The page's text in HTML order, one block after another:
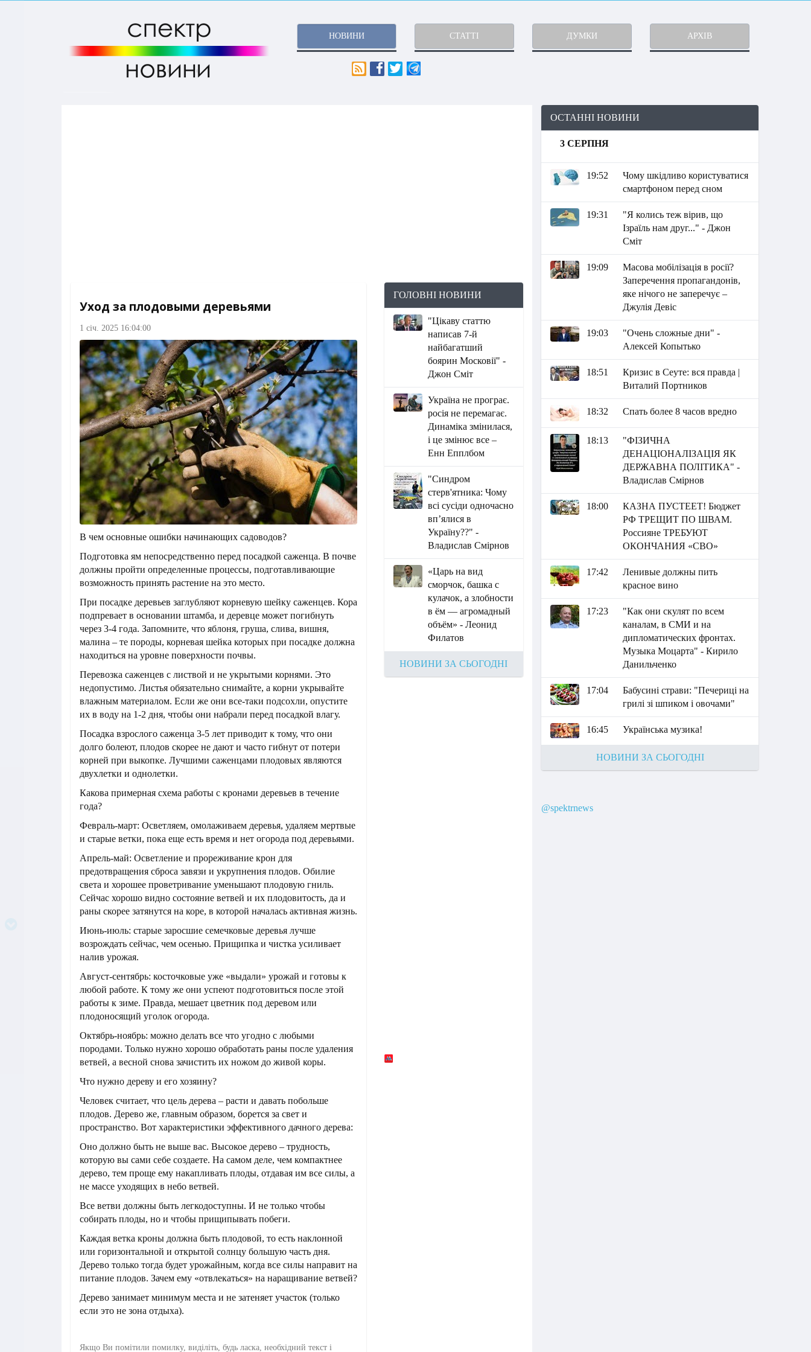
НОВИНИ СТАТТІ ДУМКИ АРХІВ
Уход за плодовыми деревьями
1 січ. 2025 16:04:00
В чем основные ошибки начинающих садоводов?
Подготовка ям непосредственно перед посадкой саженца. В почве
должны пройти определенные процессы, подготавливающие
возможность принять растение на это место.
При посадке деревьев заглубляют корневую шейку саженцев. Кора
подпревает в основании штамба, и деревце может погибнуть
через 3-4 года. Запомните, что яблоня, груша, слива, вишня,
малина – те породы, корневая шейка которых при посадке должна
находиться на уровне поверхности почвы.
Перевозка саженцев с листвой и не укрытыми корнями. Это
недопустимо. Листья обязательно снимайте, а корни укрывайте
влажным материалом. Если же они все-таки подсохли, опустите
их в воду на 1-2 дня, чтобы они набрали перед посадкой влагу.
Посадка взрослого саженца 3-5 лет приводит к тому, что они
долго болеют, плодов скорее не дают и часто гибнут от потери
корней при выкопке. Лучшими саженцами плодовых являются
двухлетки и однолетки.
Какова примерная схема работы с кронами деревьев в течение
года?
Февраль-март: Осветляем, омолаживаем деревья, удаляем мертвые
и старые ветки, пока еще есть время и нет огорода под деревьями.
Апрель-май: Осветление и прореживание крон для
предотвращения сброса завязи и укрупнения плодов. Обилие
света и хорошее проветривание уменьшают плодовую гниль.
Сейчас хорошо видно состояние ветвей и их плодовитость, да и
раны скорее затянутся на коре, в которой началась активная жизнь.
Июнь-июль: старые заросшие семечковые деревья лучше
возрождать сейчас, чем осенью. Прищипка и чистка усиливает
налив урожая.
Август-сентябрь: косточковые уже «выдали» урожай и готовы к
любой работе. К тому же они успеют подготовиться после этой
работы к зиме. Правда, мешает цветник под деревом или
плодоносящий уголок огорода.
Октябрь-ноябрь: можно делать все что угодно с любыми
породами. Только нужно хорошо обработать раны после удаления
ветвей, а весной снова зачистить их ножом до живой коры.
Что нужно дереву и его хозяину?
Человек считает, что цель дерева – расти и давать побольше
плодов. Дерево же, главным образом, борется за свет и
пространство. Вот характеристики эффективного дачного дерева:
Оно должно быть не выше вас. Высокое дерево – трудность,
которую вы сами себе создаете. На самом деле, чем компактнее
дерево, тем проще ему накапливать плоды, отдавая им все силы, а
не массе уходящих в небо ветвей.
Все ветви должны быть легкодоступны. И не только чтобы
собирать плоды, но и чтобы прищипывать побеги.
Каждая ветка кроны должна быть плодовой, то есть наклонной
или горизонтальной и открытой солнцу большую часть дня.
Дерево только тогда будет урожайным, когда все силы направит на
питание плодов. Зачем ему «отвлекаться» на наращивание ветвей?
Дерево занимает минимум места и не затеняет участок (только
если это не зона отдыха).
Якщо Ви помітили помилку, виділіть, будь ласка, необхідний текст і
ГОЛОВНІ НОВИНИ
"Цікаву статтю
написав 7-й
найбагатший
боярин Московії" -
Джон Сміт
Україна не програє.
росія не перемагає.
Динаміка змінилася,
і це змінює все –
Енн Епплбом
"Синдром
стерв'ятника: Чому
всі сусіди одночасно
вп’ялися в
Україну??" -
Владислав Смірнов
«Царь на вид
сморчок, башка с
кулачок, а злобности
в ём — агромадный
объём» - Леонид
Филатов
НОВИНИ ЗА СЬОГОДНІ
ОСТАННІ НОВИНИ
3 СЕРПНЯ
19:52
Чому шкідливо користуватися
смартфоном перед сном
19:31
"Я колись теж вірив, що
Ізраїль нам друг..." - Джон
Сміт
19:09
Масова мобілізація в росії?
Заперечення пропагандонів,
яке нічого не заперечує –
Джулія Девіс
19:03
"Очень сложные дни" -
Алексей Копытько
18:51
Кризис в Сеуте: вся правда |
Виталий Портников
18:32 Спать более 8 часов вредно
18:13
"ФІЗИЧНА
ДЕНАЦІОНАЛІЗАЦІЯ ЯК
ДЕРЖАВНА ПОЛІТИКА" -
Владислав Смірнов
18:00
КАЗНА ПУСТЕЕТ! Бюджет
РФ ТРЕЩИТ ПО ШВАМ.
Россияне ТРЕБУЮТ
ОКОНЧАНИЯ «СВО»
17:42
Ленивые должны пить
красное вино
17:23
"Как они скулят по всем
каналам, в СМИ и на
дипломатических фронтах.
Музыка Моцарта" - Кирило
Данильченко
17:04
Бабусині страви: "Печериці на
грилі зі шпиком і овочами"
16:45 Українська музика!
НОВИНИ ЗА СЬОГОДНІ
@spektrnews